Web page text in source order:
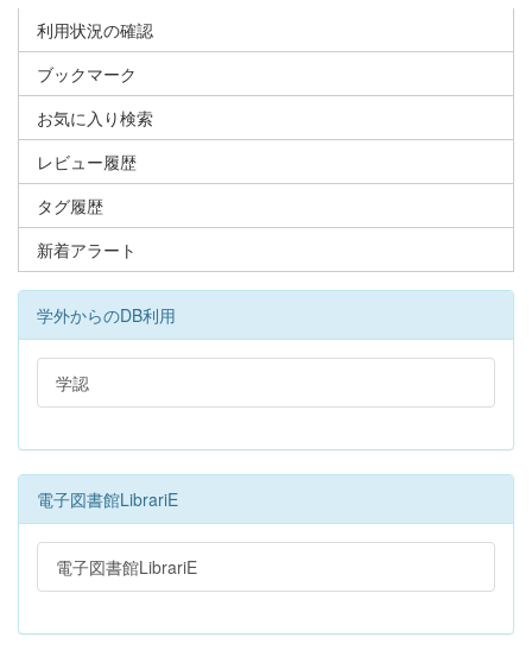
利用状況の確認
ブックマーク
お気に入り検索
レビュー履歴
タグ履歴
新着アラート
学外からのDB利用
学認
電子図書館LibrariE
電子図書館LibrariE